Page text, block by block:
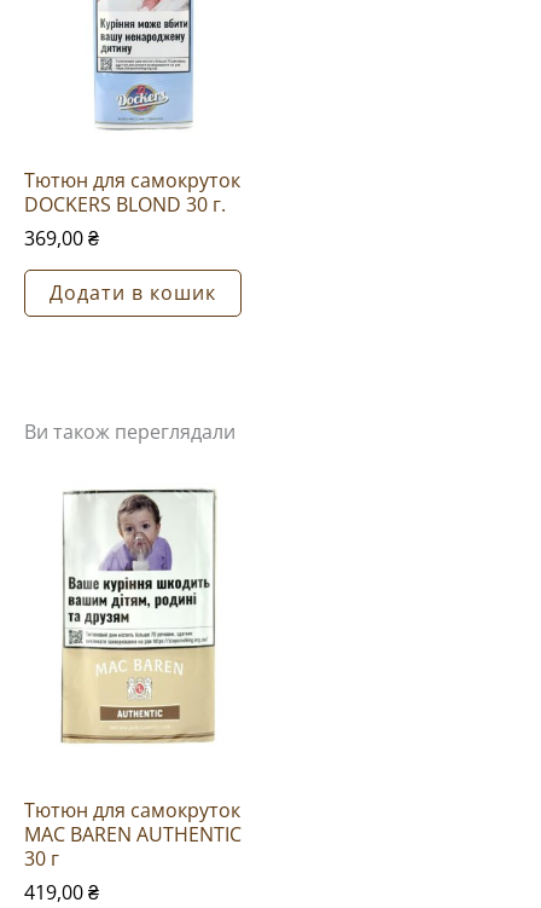
Тютюн для самокруток
DOCKERS BLOND 30 г.
369,00₴
Додати в кошик
Ви також переглядали
Тютюн для самокруток
MAC BAREN AUTHENTIC
30 г
419,00₴